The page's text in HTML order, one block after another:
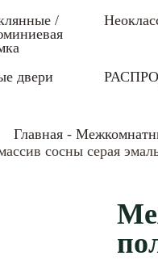
/
двери
Главная -
сосны серая